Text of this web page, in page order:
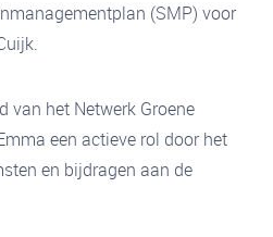
(SMP) voor
van het Netwerk Groene
een actieve rol door het
en bijdragen aan de